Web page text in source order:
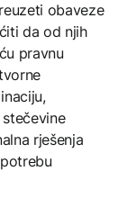
obaveze
da od njih
pravnu
rješenja